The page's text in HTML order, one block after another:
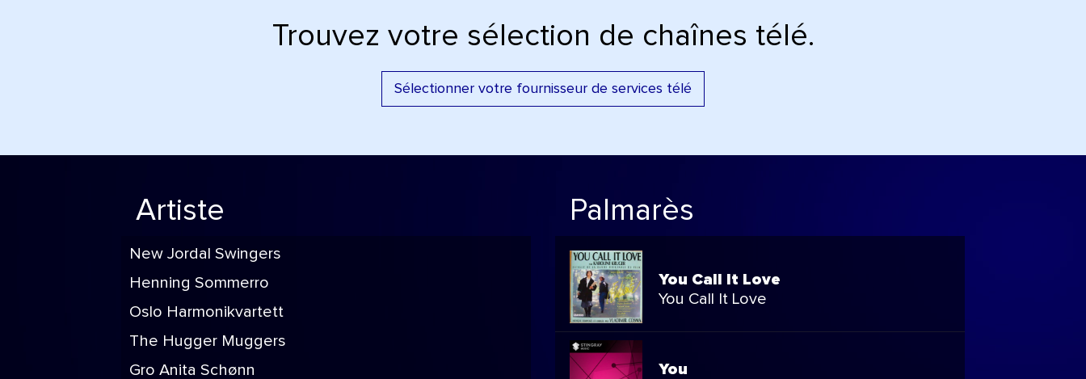
Trouvez votre sélection de chaînes télé.
Sélectionner votre fournisseur de services télé
Artiste
New Jordal Swingers
Henning Sommerro
Oslo Harmonikvartett
The Hugger Muggers
Gro Anita Schønn
Palmarès
You Call It Love
You Call It Love
You